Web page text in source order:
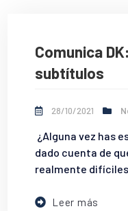
Comunica
subtítulos
28/10/2021
¿Alguna vez has
dado cuenta de
realmente
Leer más